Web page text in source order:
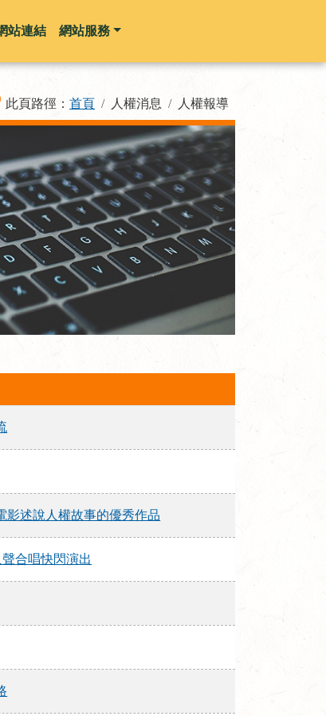
站連結 網站服務
此頁路徑： 首頁 人權消息 人權報導
影述說人權故事的優秀作品
合唱快閃演出